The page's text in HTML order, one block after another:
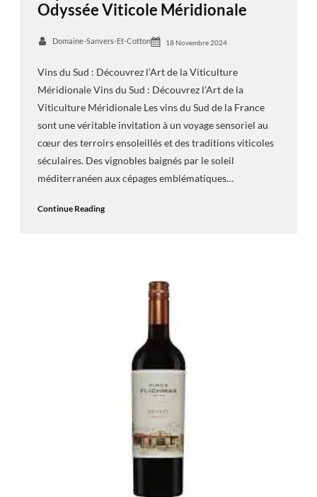
Odyssée Viticole Méridionale
Domaine-Sanvers-Et-Cotton 18 Novembre 2024
Vins du Sud : Découvrez l’Art de la Viticulture
Méridionale Vins du Sud : Découvrez l’Art de la
Viticulture Méridionale Les vins du Sud de la France
sont une véritable invitation à un voyage sensoriel au
cœur des terroirs ensoleillés et des traditions viticoles
séculaires. Des vignobles baignés par le soleil
méditerranéen aux cépages emblématiques…
Continue Reading